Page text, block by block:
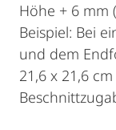
Höhe + 6 mm
Beispiel: Bei
und dem
21,6 x 21,6